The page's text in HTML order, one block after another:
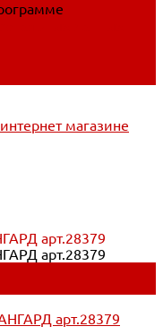
магазине
арт.28379
арт.28379